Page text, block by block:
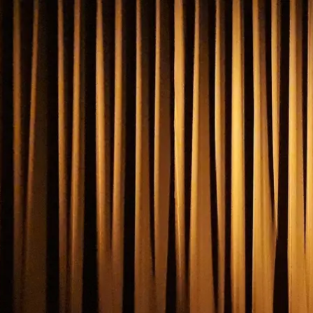
Aktivitäten im Chiemgau
Wandern & Gipfelglück
Radfahren &
Mountainbiken
Chiemsee &
Aktivitäten für die Familie
Winter
&
Orte